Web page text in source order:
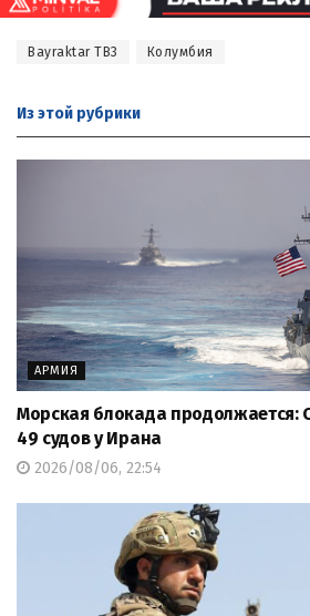
Bayraktar TB3 Колумбия
Из этой рубрики
АРМИЯ
Морская блокада продолжается:
49 судов у Ирана
2026/08/06, 22:54